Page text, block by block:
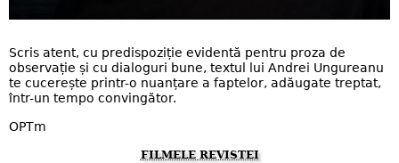
Scris atent, cu predispoziție evidentă pentru proza de
observație și cu dialoguri bune, textul lui Andrei Ungureanu
te cucerește printr-o nuanțare a faptelor, adăugate treptat,
într-un tempo convingător.
OPTm
FILMELE REVISTEI